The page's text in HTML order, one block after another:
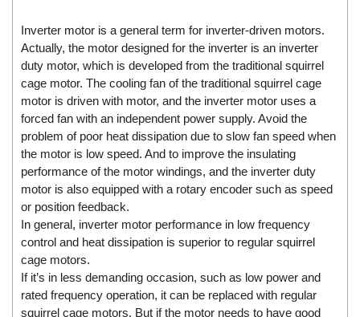
Doctor Led Vietnam
DOLD - Autho ANS
Dold Vietnam
Dongdo Tech
Donghwa Valve
Dongkun
Dosing Pump
DR. NEUMANN Peltier-Technik
Driesen Kern
Dropsa Vietnam
Druck
Inverter motor is a general term for inverter-driven motors.
Actually, the motor designed for the inverter is an inverter
duty motor, which is developed from the traditional squirrel
cage motor. The cooling fan of the traditional squirrel cage
motor is driven with motor, and the inverter motor uses a
forced fan with an independent power supply. Avoid the
problem of poor heat dissipation due to slow fan speed when
the motor is low speed. And to improve the insulating
performance of the motor windings, and the inverter duty
motor is also equipped with a rotary encoder such as speed
or position feedback.
In general, inverter motor performance in low frequency
control and heat dissipation is superior to regular squirrel
cage motors.
If it’s in less demanding occasion, such as low power and
rated frequency operation, it can be replaced with regular
squirrel cage motors. But if the motor needs to have good